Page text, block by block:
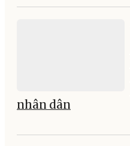
nhân dân